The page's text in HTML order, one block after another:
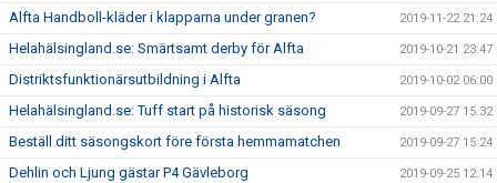
Alfta Handboll-kläder i klapparna under granen? 2019-11-22 21:24
Helahälsingland.se: Smärtsamt derby för Alfta 2019-10-21 23:47
Distriktsfunktionärsutbildning i Alfta 2019-10-02 06:00
Helahälsingland.se: Tuff start på historisk säsong 2019-09-27 15:32
Beställ ditt säsongskort före första hemmamatchen 2019-09-27 15:24
Dehlin och Ljung gästar P4 Gävleborg 2019-09-25 12:14